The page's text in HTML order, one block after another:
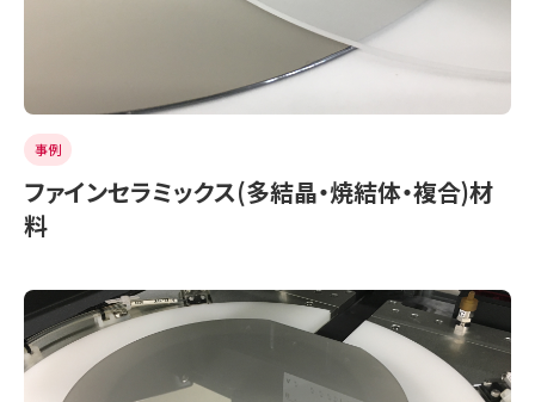
事例
ファインセラミックス(多結晶・焼結体・複合)材
料